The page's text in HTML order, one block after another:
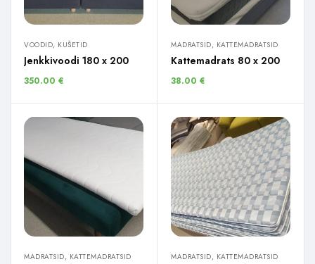
VOODID, KUŠETID
Jenkkivoodi 180 x 200
350.00 €
MADRATSID, KATTEMADRATSID
Kattemadrats 80 x 200
38.00 €
MADRATSID, KATTEMADRATSID MADRATSID, KATTEMADRATSID